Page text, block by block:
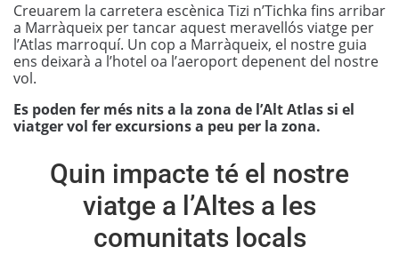
Creuarem la carretera escènica Tizi n’Tichka fins arribar
a Marràqueix per tancar aquest meravellós viatge per
l’Atlas marroquí. Un cop a Marràqueix, el nostre guia
ens deixarà a l’hotel oa l’aeroport depenent del nostre
vol.
Es poden fer més nits a la zona de l’Alt Atlas si el
viatger vol fer excursions a peu per la zona.
Quin impacte té el nostre
viatge a l’Altes a les
comunitats locals